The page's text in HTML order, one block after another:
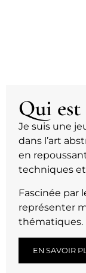
Qui est
Je suis une
dans l’art
en
techniques
Fascinée par
représenter
thématiques.
EN SAVOIR